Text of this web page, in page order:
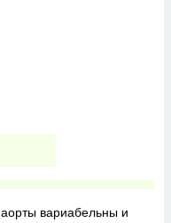
вариабельны и